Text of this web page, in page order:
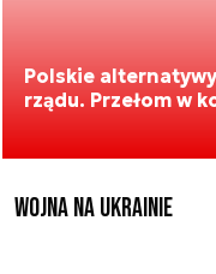
Polskie
rządu. Przełom w
Wojna na Ukrainie